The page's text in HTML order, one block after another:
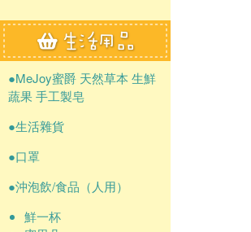
●MeJoy蜜爵 天然草本 生鮮
蔬果 手工製皂
●生活雜貨
●口罩
●沖泡飲/食品（人用）
鮮一杯